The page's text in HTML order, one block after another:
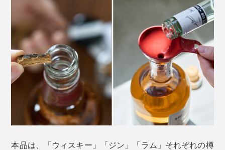
本品は、「ウィスキー」「ジン」「ラム」それぞれの樽